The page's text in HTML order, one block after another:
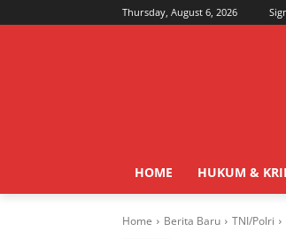
Thursday, August 6, 2026
HOME HUKUM &
Home Berita Baru TNI/Polri